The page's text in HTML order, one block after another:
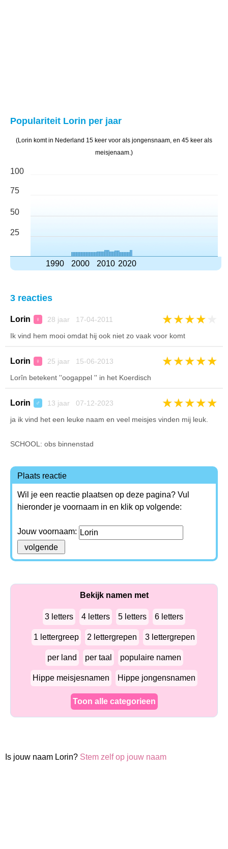
Populariteit Lorin per jaar
(Lorin komt in Nederland 15 keer voor als jongensnaam, en 45 keer als
meisjenaam.)
100
75
50
25
1990 2000 2010 2020
3 reacties
Lorin ♀ 28 jaar 17-04-2011 ★★★★
Ik vind hem mooi omdat hij ook niet zo vaak voor komt
Lorin ♀ 25 jaar 15-06-2013 ★★★★★
Lorîn betekent ''oogappel '' in het Koerdisch
Lorin ♂ 13 jaar 07-12-2023 ★★★★★
ja ik vind het een leuke naam en veel meisjes vinden mij leuk.
SCHOOL: obs binnenstad
Plaats reactie
Wil je een reactie plaatsen op deze pagina? Vul
hieronder je voornaam in en klik op volgende:
Jouw voornaam:
Bekijk namen met
3 letters 4 letters 5 letters 6 letters
1 lettergreep 2 lettergrepen 3 lettergrepen
per land per taal populaire namen
Hippe meisjesnamen Hippe jongensnamen
Toon alle categorieen
Is jouw naam Lorin? Stem zelf op jouw naam